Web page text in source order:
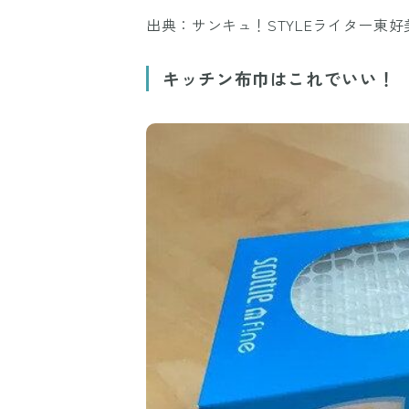
出典：サンキュ！STYLEライター東
キッチン布巾はこれでいい！